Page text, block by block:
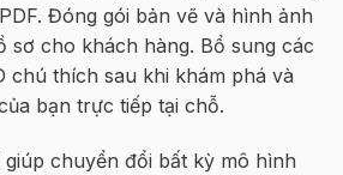
Đóng gói bản vẽ và hình ảnh
sơ cho khách hàng. Bổ sung các
chú thích sau khi khám phá và
bạn trực tiếp tại chỗ.
chuyển đổi bất kỳ mô hình